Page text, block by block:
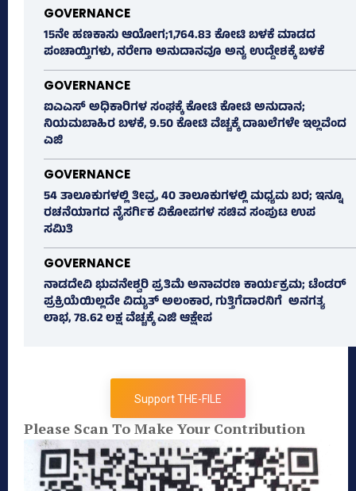
GOVERNANCE
15ನೇ ಹಣಕಾಸು ಆಯೋಗ;1,764.83 ಕೋಟಿ ಬಳಕೆ ಮಾಡದ
ಪಂಚಾಯ್ತಿಗಳು, ನರೇಗಾ ಅನುದಾನವೂ ಅನ್ಯ ಉದ್ದೇಶಕ್ಕೆ ಬಳಕೆ
GOVERNANCE
ಐಎಎಸ್‌ ಅಧಿಕಾರಿಗಳ ಸಂಘಕ್ಕೆ ಕೋಟಿ ಕೋಟಿ ಅನುದಾನ;
ನಿಯಮಬಾಹಿರ ಬಳಕೆ, 9.50 ಕೋಟಿ ವೆಚ್ಚಕ್ಕೆ ದಾಖಲೆಗಳೇ ಇಲ್ಲವೆಂದ
ಎಜಿ
GOVERNANCE
54 ತಾಲೂಕುಗಳಲ್ಲಿ ತೀವ್ರ, 40 ತಾಲೂಕುಗಳಲ್ಲಿ ಮಧ್ಯಮ ಬರ; ಇನ್ನೂ
ರಚನೆಯಾಗದ ನೈಸರ್ಗಿಕ ವಿಕೋಪಗಳ ಸಚಿವ ಸಂಪುಟ ಉಪ
ಸಮಿತಿ
GOVERNANCE
ನಾಡದೇವಿ ಭುವನೇಶ್ವರಿ ಪ್ರತಿಮೆ ಅನಾವರಣ ಕಾರ್ಯಕ್ರಮ; ಟೆಂಡರ್
ಪ್ರಕ್ರಿಯೆಯಿಲ್ಲದೇ ವಿದ್ಯುತ್‌ ಅಲಂಕಾರ, ಗುತ್ತಿಗೆದಾರನಿಗೆ ಅನಗತ್ಯ
ಲಾಭ, 78.62 ಲಕ್ಷ ವೆಚ್ಚಕ್ಕೆ ಎಜಿ ಆಕ್ಷೇಪ
Support THE-FILE
Please Scan To Make Your Contribution